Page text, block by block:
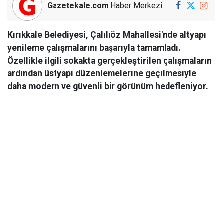
Gazetekale.com Haber Merkezi
Kırıkkale Belediyesi, Çalılıöz Mahallesi'nde altyapı
yenileme çalışmalarını başarıyla tamamladı.
Özellikle ilgili sokakta gerçekleştirilen çalışmaların
ardından üstyapı düzenlemelerine geçilmesiyle
daha modern ve güvenli bir görünüm hedefleniyor.